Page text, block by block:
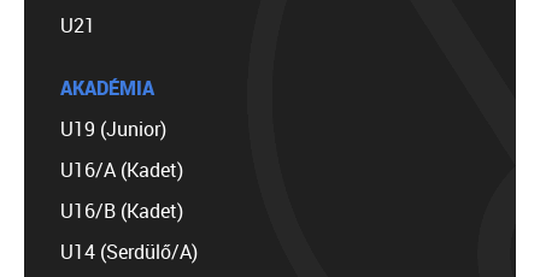
U21
AKADÉMIA
U19 (Junior)
U16/A (Kadet)
U16/B (Kadet)
U14 (Serdülő/A)